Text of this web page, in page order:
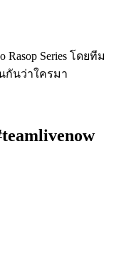
Series โดยทีม
กันว่าใครมา